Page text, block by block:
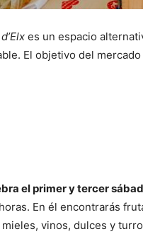
es un espacio
El objetivo del
el primer y tercer
En él encontrarás
vinos, dulces y